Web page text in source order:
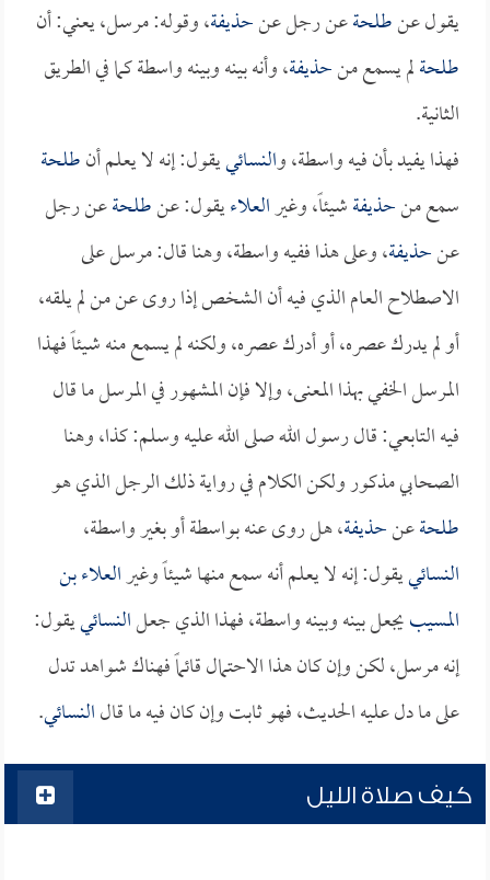
يقول عنطلحةعن رجل عنحذيفة، وقوله: مرسل، يعني: أن
طلحةلم يسمع منحذيفة، وأنه بينه وبينه واسطة كما في الطريق
الثانية.
فهذا يفيد بأن فيه واسطة، والنسائييقول: إنه لا يعلم أنطلحة
سمع منحذيفةشيئاً، وغيرالعلاءيقول: عنطلحةعن رجل
عنحذيفة، وعلى هذا ففيه واسطة، وهنا قال: مرسل على
الاصطلاح العام الذي فيه أن الشخص إذا روى عن من لم يلقه،
أو لم يدرك عصره، أو أدرك عصره، ولكنه لم يسمع منه شيئاً فهذا
المرسل الخفي بهذا المعنى، وإلا فإن المشهور في المرسل ما قال
فيه التابعي: قال رسول الله صلى الله عليه وسلم: كذا، وهنا
الصحابي مذكور ولكن الكلام في رواية ذلك الرجل الذي هو
طلحةعنحذيفة، هل روى عنه بواسطة أو بغير واسطة،
النسائييقول: إنه لا يعلم أنه سمع منها شيئاً وغيرالعلاء بن
المسيبيجعل بينه وبينه واسطة، فهذا الذي جعلالنسائييقول:
إنه مرسل، لكن وإن كان هذا الاحتمال قائماً فهناك شواهد تدل
على ما دل عليه الحديث، فهو ثابت وإن كان فيه ما قالالنسائي.
كيف صلاة الليل